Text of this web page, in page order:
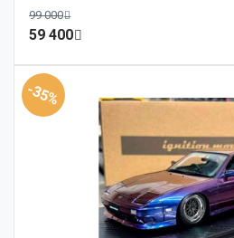
99 000
59 400
-35%